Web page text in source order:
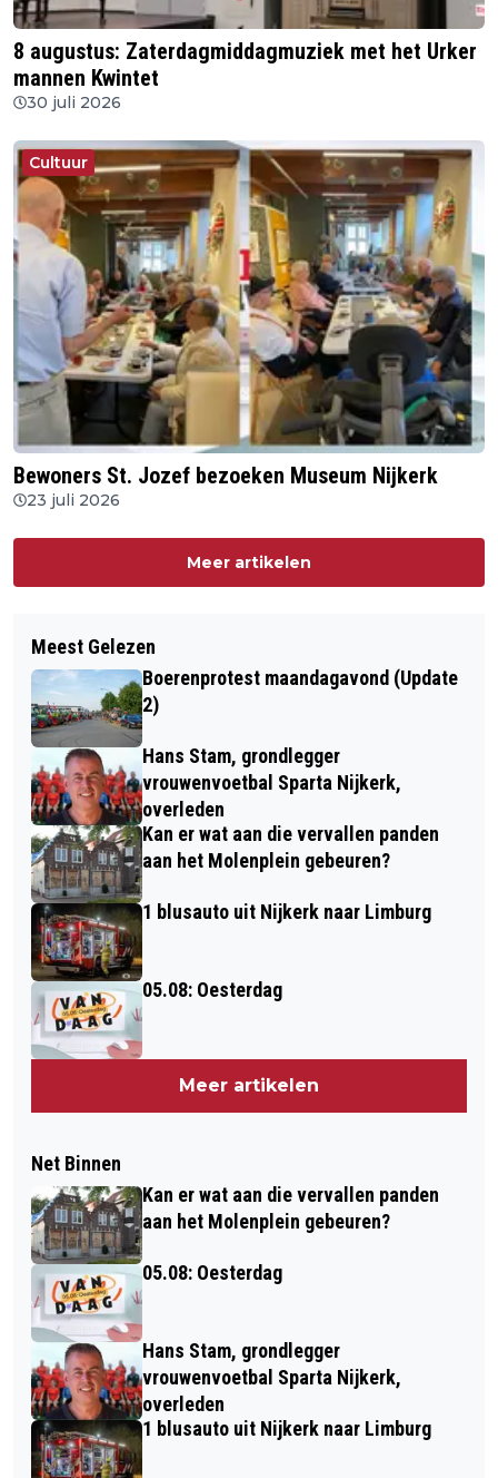
8 augustus: Zaterdagmiddagmuziek met het Urker
mannen Kwintet
30 juli 2026
Cultuur
Bewoners St. Jozef bezoeken Museum Nijkerk
23 juli 2026
Meer artikelen
Meest Gelezen
Boerenprotest maandagavond (Update
2)
Hans Stam, grondlegger
vrouwenvoetbal Sparta Nijkerk,
overleden
Kan er wat aan die vervallen panden
aan het Molenplein gebeuren?
1 blusauto uit Nijkerk naar Limburg
05.08: Oesterdag
Meer artikelen
Net Binnen
Kan er wat aan die vervallen panden
aan het Molenplein gebeuren?
05.08: Oesterdag
Hans Stam, grondlegger
vrouwenvoetbal Sparta Nijkerk,
overleden
1 blusauto uit Nijkerk naar Limburg